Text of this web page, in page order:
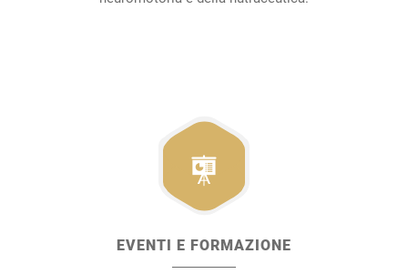
EVENTI E FORMAZIONE